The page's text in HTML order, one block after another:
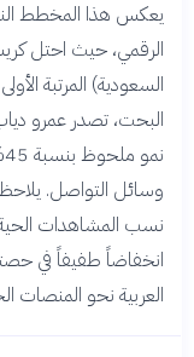
هذا المخطط النمو
حيث احتل كريستيانو
تصدر عمرو دياب
نمو ملحوظ
التواصل. يلاحظ أن
المشاهدات الحية
طفيفاً في حصتها
نحو المنصات